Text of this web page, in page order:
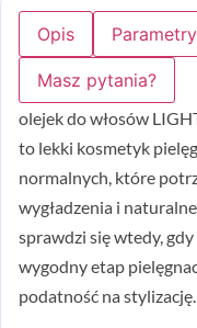
Opis Parametry
Masz pytania?
olejek do włosów
to lekki kosmetyk
normalnych, które
wygładzenia i
sprawdzi się wtedy, gdy
wygodny etap
podatność na stylizację.